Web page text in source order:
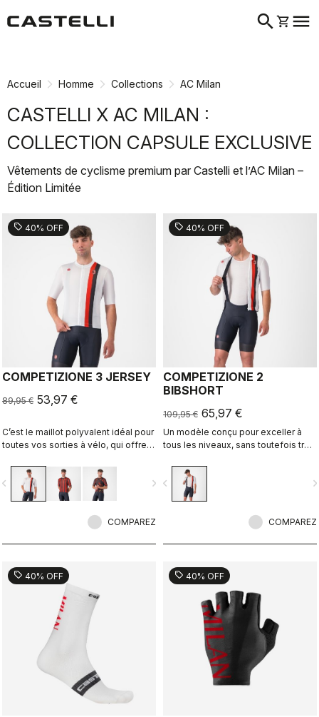
directement
navigation
directement
search shopping_cart menu
Accueil Homme Collections AC Milan
CASTELLI X AC MILAN :
COLLECTION CAPSULE EXCLUSIVE
Vêtements de cyclisme premium par Castelli et l’AC Milan –
Édition Limitée
sell 40% OFF
COMPETIZIONE 3 JERSEY
89,95 € 53,97 €
C’est le maillot polyvalent idéal pour
toutes vos sorties à vélo, qui offre
vitesse lors des sorties rapides en
groupe ou des courses.
navigate_next
COMPAREZ
sell 40% OFF
COMPETIZIONE 2
BIBSHORT
109,95 € 65,97 €
Un modèle conçu pour exceller à
tous les niveaux, sans toutefois trop
navigate_before
COMPAREZ
sell 40% OFF sell 40% OFF